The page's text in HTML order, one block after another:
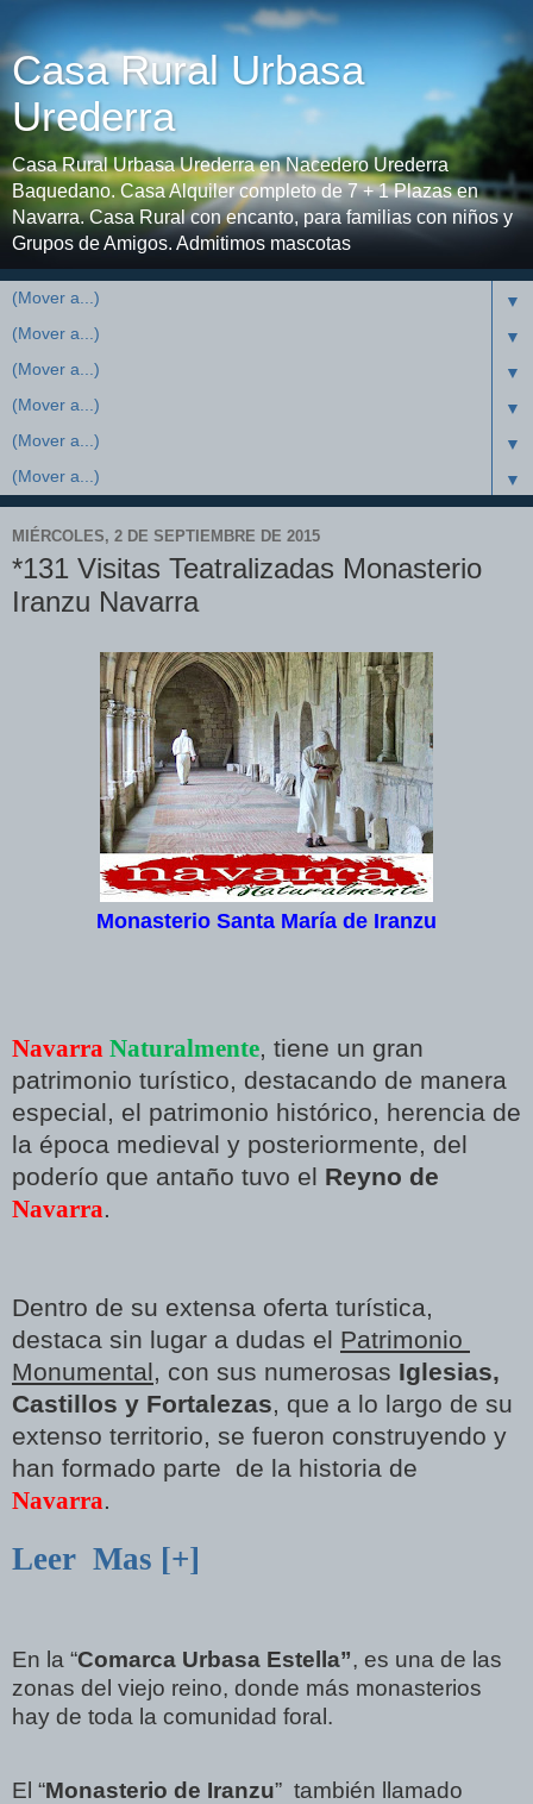
Casa Rural Urbasa
Urederra
Casa Rural Urbasa Urederra en Nacedero Urederra
Baquedano. Casa Alquiler completo de 7 + 1 Plazas en
Navarra. Casa Rural con encanto, para familias con niños y
Grupos de Amigos. Admitimos mascotas
▼
▼
▼
▼
▼
▼
MIÉRCOLES, 2 DE SEPTIEMBRE DE 2015
*131 Visitas Teatralizadas Monasterio
Iranzu Navarra
Monasterio Santa María de Iranzu
Navarra Naturalmente, tiene un gran
patrimonio turístico, destacando de manera
especial, el patrimonio histórico, herencia de
la época medieval y posteriormente, del
poderío que antaño tuvo el Reyno de
Navarra.
Dentro de su extensa oferta turística,
destaca sin lugar a dudas el Patrimonio
Monumental, con sus numerosas Iglesias,
Castillos y Fortalezas, que a lo largo de su
extenso territorio, se fueron construyendo y
han formado parte de la historia de
Navarra.
Leer Mas [+]
En la “Comarca Urbasa Estella”, es una de las
zonas del viejo reino, donde más monasterios
hay de toda la comunidad foral.
El “Monasterio de Iranzu” también llamado